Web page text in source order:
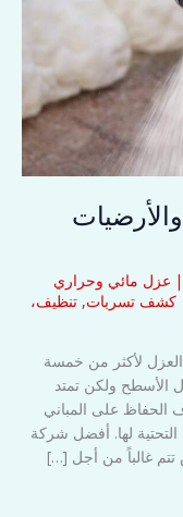
عزل مائي وحراري
| كشف تسربات, تنظيف،
لأكثر من خمسة
ولكن تمتد
الحفاظ على المباني
التحتية لها. أفضل شركة
غالباً من أجل […]